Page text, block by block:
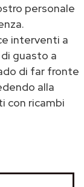
personale
interventi a
guasto a
di far fronte
alla
con ricambi